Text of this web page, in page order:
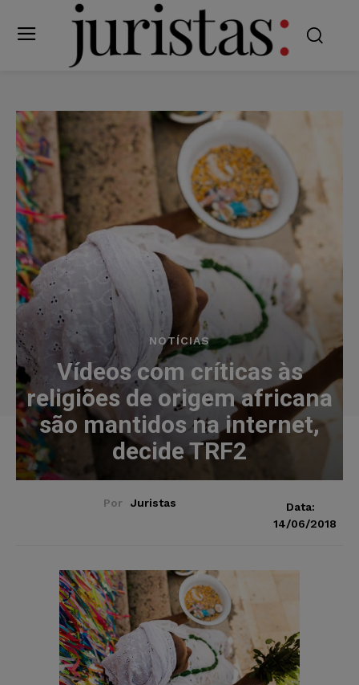
NOTÍCIAS
Vídeos com críticas às
religiões de origem africana
são mantidos na internet,
decide TRF2
Por Juristas
Data:
14/06/2018